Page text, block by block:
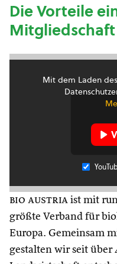
Die Vorteile
Mit dem Laden
bio austria ist mit
größte Verband für
Europa. Gemeinsam
gestalten wir seit über